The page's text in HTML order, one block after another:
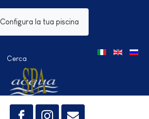
Configura la tua piscina
Cerca
Seleziona la tua